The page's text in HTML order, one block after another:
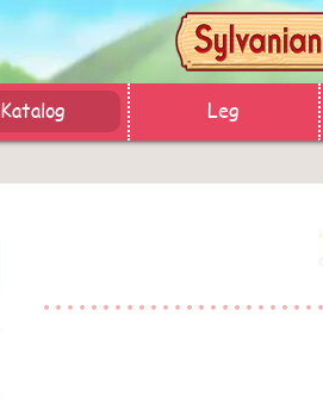
Katalog Leg